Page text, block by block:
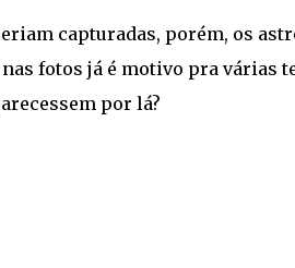
capturadas, porém, os
fotos já é motivo pra várias
por lá?